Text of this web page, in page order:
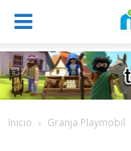
Inicio Granja Playmobil